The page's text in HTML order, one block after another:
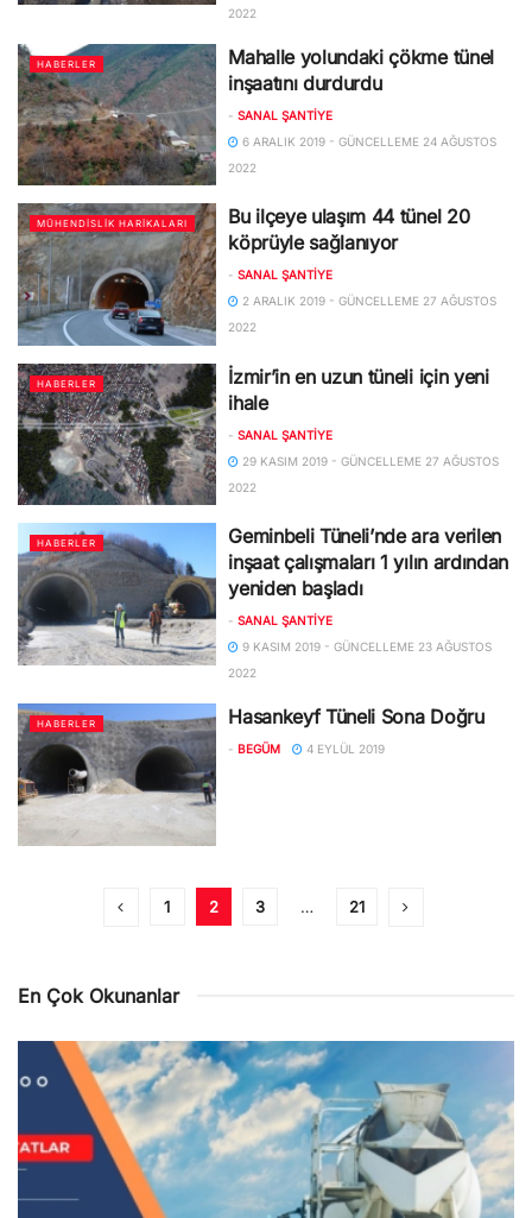
2022
HABERLER
Mahalle yolundaki çökme tünel
inşaatını durdurdu
- SANAL ŞANTIYE
6 ARALIK 2019 - GÜNCELLEME 24 AĞUSTOS
2022
MÜHENDISLIK HARIKALARI
Bu ilçeye ulaşım 44 tünel 20
köprüyle sağlanıyor
- SANAL ŞANTIYE
2 ARALIK 2019 - GÜNCELLEME 27 AĞUSTOS
2022
HABERLER
İzmir’in en uzun tüneli için yeni
ihale
- SANAL ŞANTIYE
29 KASIM 2019 - GÜNCELLEME 27 AĞUSTOS
2022
HABERLER
Geminbeli Tüneli’nde ara verilen
inşaat çalışmaları 1 yılın ardından
yeniden başladı
- SANAL ŞANTIYE
9 KASIM 2019 - GÜNCELLEME 23 AĞUSTOS
2022
HABERLER Hasankeyf Tüneli Sona Doğru
- BEGÜM 4 EYLÜL 2019
1 2 3 … 21
En Çok Okunanlar